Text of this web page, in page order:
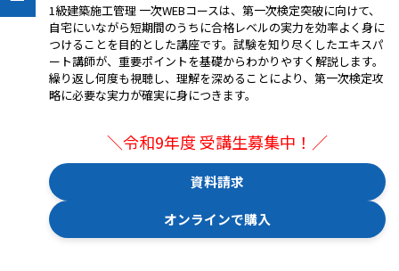
1級建築施工管理 一次WEBコースは、第一次検定突破に向けて、
自宅にいながら短期間のうちに合格レベルの実力を効率よく身に
つけることを目的とした講座です。試験を知り尽くしたエキスパ
ート講師が、重要ポイントを基礎からわかりやすく解説します。
繰り返し何度も視聴し、理解を深めることにより、第一次検定攻
略に必要な実力が確実に身につきます。
＼令和9年度 受講生募集中！／
資料請求
オンラインで購入